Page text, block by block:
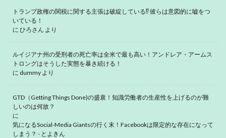
トランプ政権の関税に関する主張は破綻している⁉ 彼らは意図的に嘘をつ
いている！
に ひろさん より
ルイジアナ州の受刑者の死亡率は全米で最も高い！アンドレア・アームス
トロングはそうした実態を暴き続ける！
に dummy より
GTD（Getting Things Done)の盛衰！知識労働者の生産性を上げるのが難
しいのは何故？
に
気になるSocial-Media Giantsの行く末！Facebookは限定的な存在になって
しまう？ - とよきん